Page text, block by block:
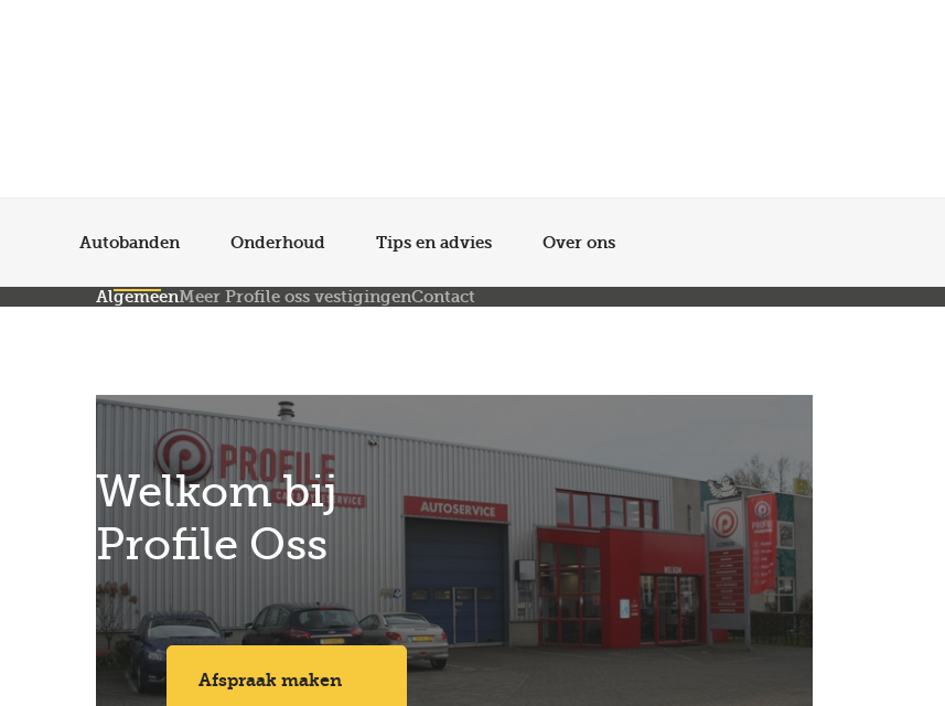
Autobanden Onderhoud Tips en advies Over ons
AlgemeenMeer Profile oss vestigingenContact
Welkom bij
Profile Oss
Afspraak maken